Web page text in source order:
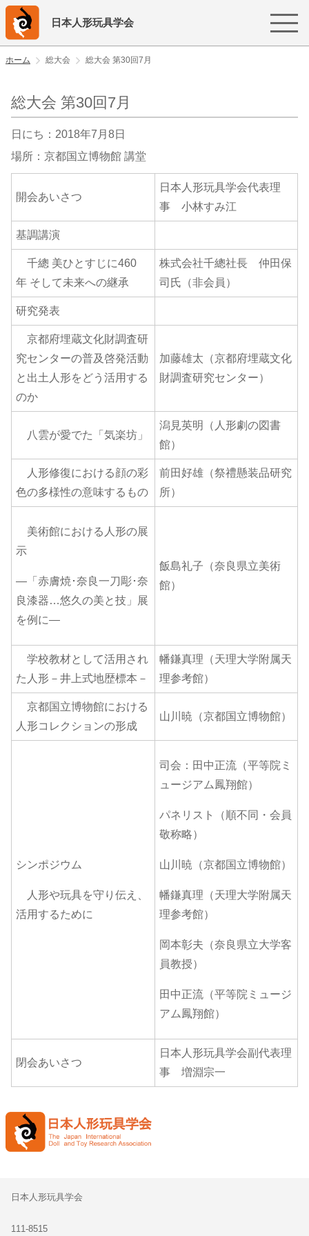
日本人形玩具学会
ホーム 総大会 総大会 第30回7月
総大会 第30回7月
日にち：2018年7月8日
場所：京都国立博物館 講堂
開会あいさつ
日本人形玩具学会代表理
事 小林すみ江
基調講演
千總 美ひとすじに460
年 そして未来への継承
株式会社千總社長 仲田保
司氏（非会員）
研究発表
京都府埋蔵文化財調査研
究センターの普及啓発活動
と出土人形をどう活用する
のか
加藤雄太（京都府埋蔵文化
財調査研究センター）
八雲が愛でた「気楽坊」
潟見英明（人形劇の図書
館）
人形修復における顔の彩
色の多様性の意味するもの
前田好雄（祭禮懸装品研究
所）
美術館における人形の展
示
―「赤膚焼･奈良一刀彫･奈
良漆器…悠久の美と技」展
を例に―
飯島礼子（奈良県立美術
館）
学校教材として活用され
た人形－井上式地歴標本－
幡鎌真理（天理大学附属天
理参考館）
京都国立博物館における
人形コレクションの形成
山川暁（京都国立博物館）
シンポジウム
人形や玩具を守り伝え、
活用するために
司会：田中正流（平等院ミ
ュージアム鳳翔館）
パネリスト（順不同・会員
敬称略）
山川暁（京都国立博物館）
幡鎌真理（天理大学附属天
理参考館）
岡本彰夫（奈良県立大学客
員教授）
田中正流（平等院ミュージ
アム鳳翔館）
閉会あいさつ
日本人形玩具学会副代表理
事 増淵宗一
日本人形玩具学会
111-8515